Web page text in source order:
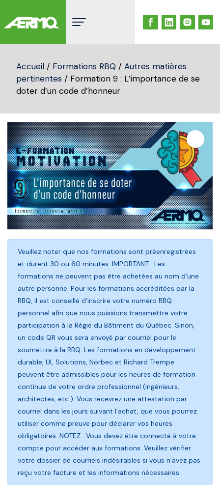
content
Accueil / Formations RBQ / Autres matières
pertinentes / Formation 9 : L’importance de se
doter d’un code d’honneur
Veuillez noter que nos formations sont préenregistrées
et durent 30 ou 60 minutes. IMPORTANT : Les
formations ne peuvent pas être achetées au nom d’une
autre personne. Pour les formations accréditées par la
RBQ, il est conseillé d’inscrire votre numéro RBQ
personnel afin que nous puissions transmettre votre
participation à la Régie du Bâtiment du Québec. Sinon,
un code QR vous sera envoyé par courriel pour le
soumettre à la RBQ. Les formations en développement
durable, UL Solutions, Norbec et Richard Trempe
peuvent être admissibles pour les heures de formation
continue de votre ordre professionnel (ingénieurs,
architectes, etc.). Vous recevrez une attestation par
courriel dans les jours suivant l’achat, que vous pourrez
utiliser comme preuve pour déclarer vos heures
obligatoires. NOTEZ : Vous devez être connecté à votre
compte pour accéder aux formations. Veuillez vérifier
votre dossier de courriels indésirables si vous n’avez pas
reçu votre facture et les informations nécessaires.